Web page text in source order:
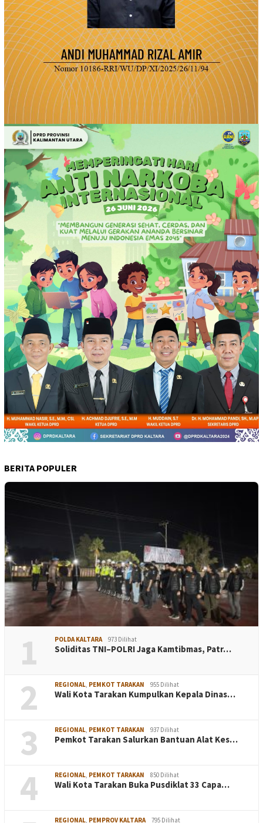
BERITA POPULER
1 POLDA KALTARA 973 Dilihat
Soliditas TNI–POLRI Jaga Kamtibmas, Patr…
2 REGIONAL, PEMKOT TARAKAN 955 Dilihat
Wali Kota Tarakan Kumpulkan Kepala Dinas…
3 REGIONAL, PEMKOT TARAKAN 937 Dilihat
Pemkot Tarakan Salurkan Bantuan Alat Kes…
4 REGIONAL, PEMKOT TARAKAN 850 Dilihat
Wali Kota Tarakan Buka Pusdiklat 33 Capa…
REGIONAL, PEMPROV KALTARA 795 Dilihat